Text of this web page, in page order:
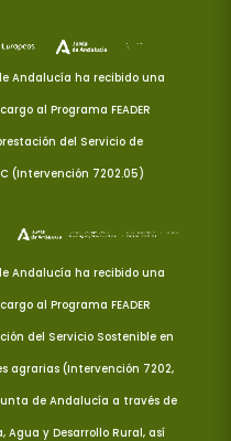
Andalucía ha recibido una
al Programa FEADER
del Servicio de
(Intervención 7202.05)
Andalucía ha recibido una
al Programa FEADER
del Servicio Sostenible en
agrarias (Intervención 7202,
de Andalucía a través de
Agua y Desarrollo Rural, así